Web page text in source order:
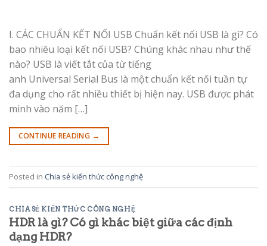
I. CÁC CHUẨN KẾT NỐI USB Chuẩn kết nối USB là gì? Có
bao nhiêu loại kết nối USB? Chúng khác nhau như thế
nào? USB là viết tắt của từ tiếng
anh Universal Serial Bus là một chuẩn kết nối tuần tự
đa dụng cho rất nhiều thiết bị hiện nay. USB được phát
minh vào năm […]
CONTINUE READING →
Posted in Chia sẻ kiến thức công nghệ
CHIA SẺ KIẾN THỨC CÔNG NGHỆ
HDR là gì? Có gì khác biệt giữa các định
dạng HDR?